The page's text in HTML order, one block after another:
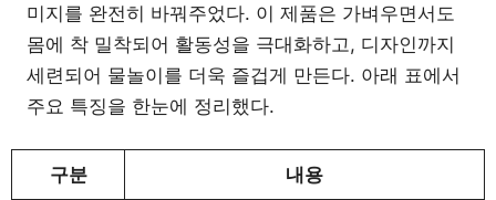
미지를 완전히 바꿔주었다. 이 제품은 가벼우면서도
몸에 착 밀착되어 활동성을 극대화하고, 디자인까지
세련되어 물놀이를 더욱 즐겁게 만든다. 아래 표에서
주요 특징을 한눈에 정리했다.
구분 내용